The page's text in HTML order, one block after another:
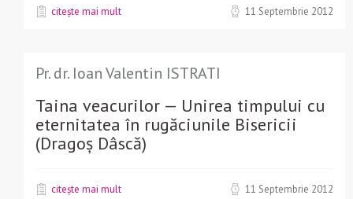
citește mai mult 11 Septembrie 2012
Pr. dr. Ioan Valentin ISTRATI
Taina veacurilor — Unirea timpului cu
eternitatea în rugăciunile Bisericii
(Dragoș Dâscă)
citește mai mult 11 Septembrie 2012